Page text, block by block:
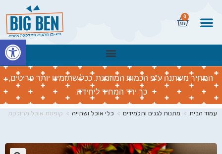
0
המחיר משתנה ע"פ הכמות המוזמנת. ככל שתזמינו יותר פריטים,
כך ירד המחיר ליחידה.
עמוד הבית > מתנות לגנים ותלמידים > כלי אוכל ושתייה > קופסת אוכל מחולקת